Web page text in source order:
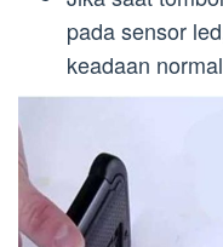
pada sensor
keadaan normal